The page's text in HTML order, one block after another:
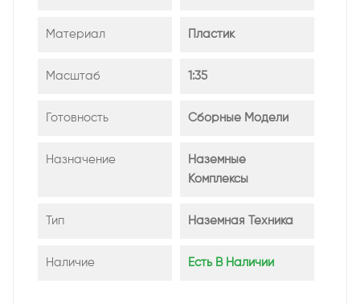
Материал Пластик
Масштаб 1:35
Готовность Сборные Модели
Назначение
Наземные
Комплексы
Тип Наземная Техника
Наличие Есть В Наличии